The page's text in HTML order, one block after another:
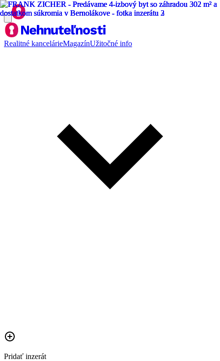
Realitné kancelárieMagazínUžitočné info
Pridať inzerát